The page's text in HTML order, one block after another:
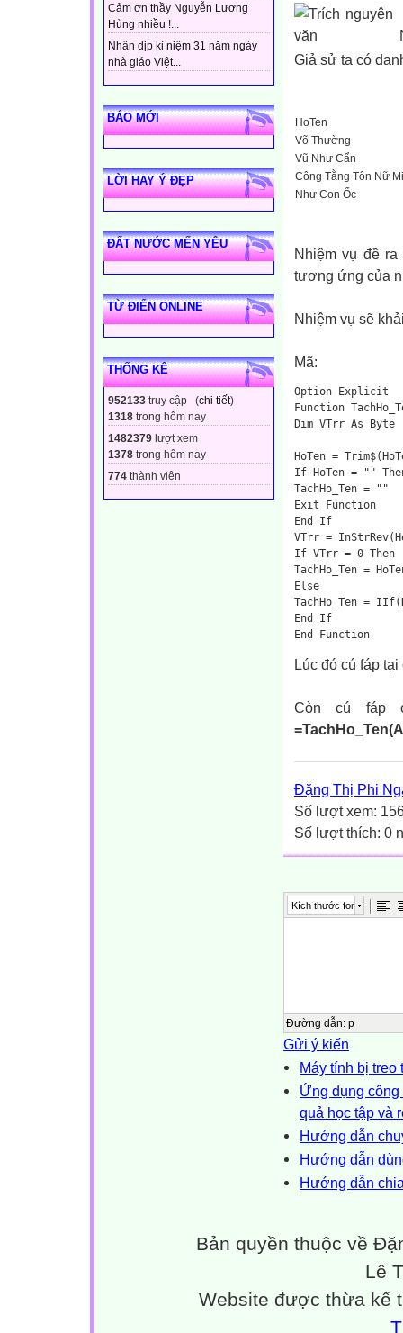
Cảm ơn thầy Nguyễn Lương
Hùng nhiều !...
Nhân dịp kỉ niệm 31 năm ngày
nhà giáo Việt...
BÁO MỚI
LỜI HAY Ý ĐẸP
ĐẤT NƯỚC MẾN YÊU
TỪ ĐIỂN ONLINE
THỐNG KÊ
952133 truy cập (chi tiết)
1318 trong hôm nay
1482379 lượt xem
1378 trong hôm nay
774 thành viên
Giả sử ta có
HoTen
Võ Thường
Vũ Như Cẩn
Công Tằng Tôn Nữ
Như Con Ốc
Nhiệm vụ đề
tương ứng của
Nhiệm vụ sẽ
Mã:
Option Explicit
Function
Dim VTrr As Byte
HoTen =
If HoTen = ""
TachHo_Ten = ""
Exit Function
End If
VTrr =
If VTrr = 0 Then
TachHo_Ten =
Else
TachHo_Ten =
End If
End Function
Lúc đó cú fáp
Còn cú fáp
Đặng Thị Phi
Số lượt xem:
Số lượt thích: 0
Kích thước font
Đường dẫn: p
Gửi ý kiến
Máy tính bị treo
Ứng dụng công
quả học tập và
Hướng dẫn
Hướng dẫn
Hướng dẫn
Bản quyền thuộc về
Lê
Website được thừa kế